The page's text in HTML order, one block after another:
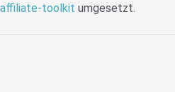
affiliate-toolkit umgesetzt.